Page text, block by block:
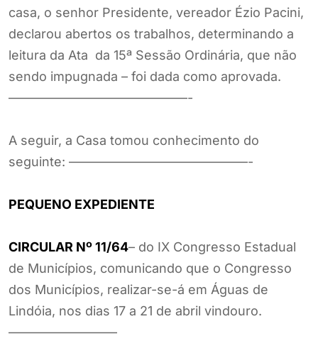
casa, o senhor Presidente, vereador Ézio Pacini,
declarou abertos os trabalhos, determinando a
leitura da Ata da 15ª Sessão Ordinária, que não
sendo impugnada – foi dada como aprovada.
——————————————-
A seguir, a Casa tomou conhecimento do
seguinte: ——————————————-
PEQUENO EXPEDIENTE
CIRCULAR Nº 11/64– do IX Congresso Estadual
de Municípios, comunicando que o Congresso
dos Municípios, realizar-se-á em Águas de
Lindóia, nos dias 17 a 21 de abril vindouro.
————————–